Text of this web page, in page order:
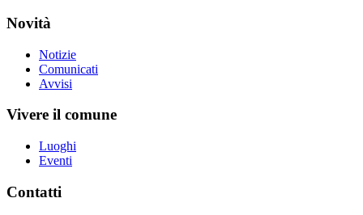
Novità
Notizie
Comunicati
Avvisi
Vivere il comune
Luoghi
Eventi
Contatti